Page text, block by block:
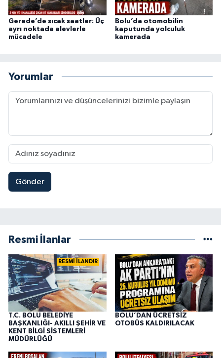
Gerede’de sıcak saatler: Üç
ayrı noktada alevlerle
mücadele
Bolu’da otomobilin
kaputunda yolculuk
kamerada
Yorumlar
Gönder
Resmi İlanlar
RESMİ İLANDIR
T.C. BOLU BELEDİYE
BAŞKANLIĞI- AKILLI ŞEHİR VE
KENT BİLGİ SİSTEMLERİ
MÜDÜRLÜĞÜ
BOLU’DAN ÜCRETSİZ
OTOBÜS KALDIRILACAK